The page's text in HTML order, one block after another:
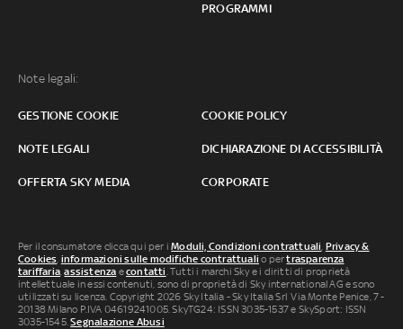
PROGRAMMI
Note legali:
GESTIONE COOKIE COOKIE POLICY
NOTE LEGALI DICHIARAZIONE DI ACCESSIBILITÀ
OFFERTA SKY MEDIA CORPORATE
Per il consumatore clicca qui per iModuli, Condizioni contrattuali, Privacy &
Cookies, informazioni sulle modifiche contrattuali o pertrasparenza
tariffaria,assistenza econtatti. Tutti i marchi Sky e i diritti di proprietà
intellettuale in essi contenuti, sono di proprietà di Sky international AG e sono
utilizzati su licenza. Copyright 2026 Sky Italia - Sky Italia Srl Via Monte Penice, 7 -
20138 Milano P.IVA 04619241005. SkyTG24: ISSN 3035-1537 e SkySport: ISSN
3035-1545.Segnalazione Abusi